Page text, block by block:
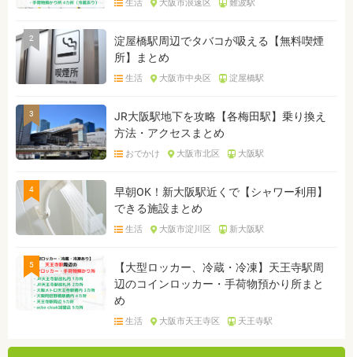
生活 大阪市浪速区 難波駅
2
淀屋橋駅周辺でタバコが吸える【無料喫煙
所】まとめ
生活 大阪市中央区 淀屋橋駅
3
JR大阪駅地下を攻略【各梅田駅】乗り換え
方法・アクセスまとめ
おでかけ 大阪市北区 大阪駅
4
早朝OK！新大阪駅近くで【シャワー利用】
できる施設まとめ
生活 大阪市淀川区 新大阪駅
5
【大型ロッカー、冷蔵・冷凍】天王寺駅周
辺のコインロッカー・手荷物預かり所まと
め
生活 大阪市天王寺区 天王寺駅